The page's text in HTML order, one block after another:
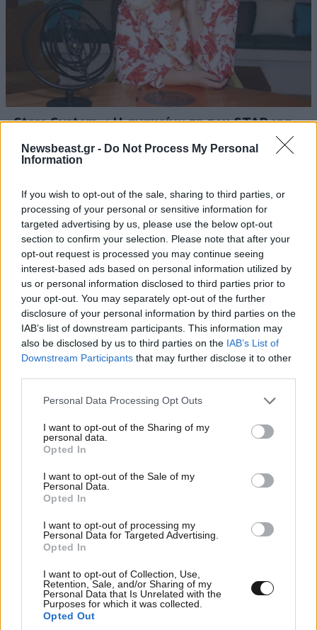
Newsbeast.gr - Do Not Process My Personal
Information
If you wish to opt-out of the sale, sharing to third parties, or
processing of your personal or sensitive information for
targeted advertising by us, please use the below opt-out
section to confirm your selection. Please note that after your
opt-out request is processed you may continue seeing
interest-based ads based on personal information utilized by
us or personal information disclosed to third parties prior to
your opt-out. You may separately opt-out of the further
disclosure of your personal information by third parties on the
IAB’s list of downstream participants. This information may
also be disclosed by us to third parties on the IAB’s List of
Downstream Participants that may further disclose it to other
Please note that this website/app uses one or more Google
not limited to your visit or usage behaviour. You may click to
grant or deny consent to Google and its third-party tags to
use your data for below specified purposes in below Google
consent section.
Personal Data Processing Opt Outs
I want to opt-out of the Sharing of my
personal data.
Opted In
I want to opt-out of the Sale of my
Personal Data.
Opted In
I want to opt-out of processing my
Personal Data for Targeted Advertising.
Opted In
I want to opt-out of Collection, Use,
Retention, Sale, and/or Sharing of my
Personal Data that Is Unrelated with the
Purposes for which it was collected.
Opted Out
«Stars System»: Η ανακοίνωση του STAR για
την καθημερινή εκπομπή της Άσης Μπήλιου
Ακολουθήστε τοNEWSBEASTστοGoogle News
και μάθετε πρώτοι όλες τις ειδήσεις
ΠΡΟΣΘΕΣΤΕ ΤΟ ΣΧΟΛΙΟ ΣΑΣ